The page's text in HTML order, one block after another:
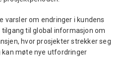
varsler om endringer i kundens
til global informasjon om
hvor prosjekter strekker seg
kan møte nye utfordringer